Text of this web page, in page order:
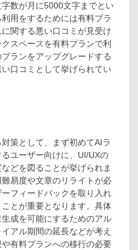
数が月に5000文字までとい
用をするためには有料プラ
関する悪い口コミが見受け
スペースを有料プランで利
ランをアップグレードする
口コミとして挙げられてい
策として、まず初めてAIラ
ユーザー向けに、UI/UXの
どを図ることが挙げられま
易度や文章のリライトが必
フィードバックを取り入れ
とが重要となります。具体
成を可能にするためのアル
アル期間の延長などが考え
有料プランへの移行の必要